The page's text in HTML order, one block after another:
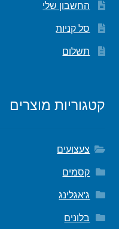
החשבון שלי
סל קניות
תשלום
קטגוריות מוצרים
צעצועים
קסמים
ג'אגלינג
בלונים